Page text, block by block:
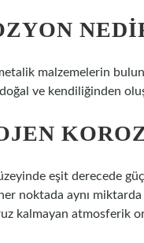
malzemelerin
ve kendiliğinden
eşit derecede
her noktada aynı
kalmayan atmosferik